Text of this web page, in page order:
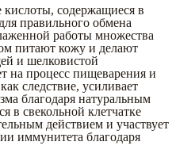
содержащиеся в
правильного обмена
работы множества
питают кожу и делают
и шелковистой
на процесс пищеварения и
следствие, усиливает
благодаря натуральным
в свекольной клетчатке
действием и участвует
иммунитета благодаря